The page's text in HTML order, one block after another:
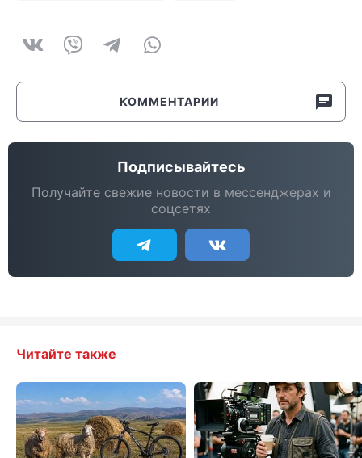
КОММЕНТАРИИ
Подписывайтесь
Получайте свежие новости в мессенджерах и
соцсетях
Читайте также